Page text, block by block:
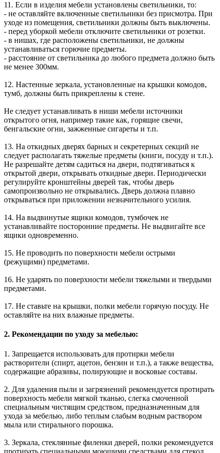
11. Если в изделия мебели установлены светильники, то:
- не оставляйте включенные светильники без присмотра. При
уходе из помещения, светильники должны быть выключены.
- перед уборкой мебели отключите светильники от розетки.
- в нишах, где расположены светильники, не должны
устанавливаться горючие предметы.
- расстояние от светильника до любого предмета должно быть
не менее 300мм.
12. Настенные зеркала, установленные на крышки комодов,
тумб, должны быть прикреплены к стене.
Не следует устанавливать в ниши мебели источники
открытого огня, например такие как, горящие свечи,
бенгальские огни, зажженные сигареты и т.п.
13. На откидных дверях барных и секретерных секций не
следует располагать тяжелые предметы (книги, посуду и т.п.).
Не разрешайте детям садиться на двери, подтягиваться к
открытой двери, открывать откидные двери. Периодически
регулируйте кронштейны дверей так, чтобы дверь
самопроизвольно не открывались. Дверь должна плавно
открываться при приложении незначительного усилия.
14. На выдвинутые ящики комодов, тумбочек не
устанавливайте посторонние предметы. Не выдвигайте все
ящики одновременно.
15. Не проводить по поверхности мебели острыми
(режущими) предметами.
16. Не ударять по поверхности мебели тяжелыми и твердыми
предметами.
17. Не ставьте на крышки, полки мебели горячую посуду. Не
оставляйте на них влажные предметы.
2. Рекомендации по уходу за мебелью:
1. Запрещается использовать для протирки мебели
растворители (спирт, ацетон, бензин и т.п.), а также вещества,
содержащие абразивы, полирующие и восковые составы.
2. Для удаления пыли и загрязнений рекомендуется протирать
поверхность мебели мягкой тканью, слегка смоченной
специальным чистящим средством, предназначенным для
ухода за мебелью, либо теплым слабым водным раствором
мыла или стирального порошка.
3. Зеркала, стеклянные филенки дверей, полки рекомендуется
протирать специальными моющими средствами для стекол,